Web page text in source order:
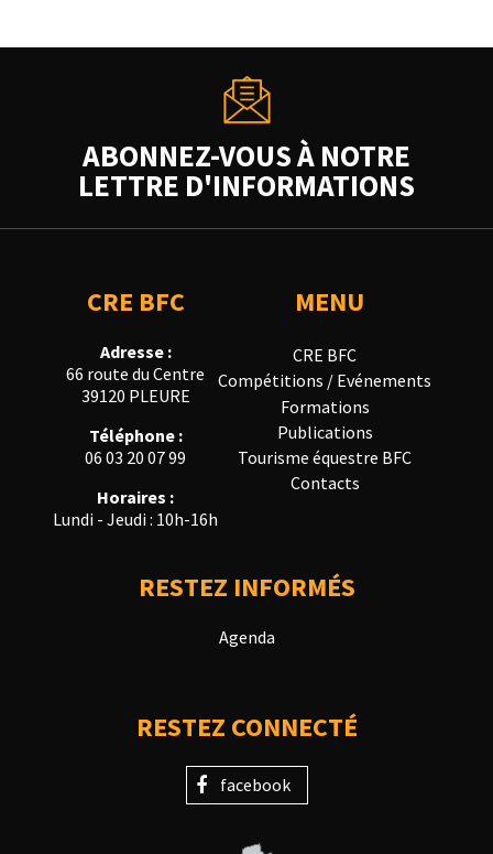
ABONNEZ-VOUS À NOTRE
LETTRE D'INFORMATIONS
CRE BFC
Adresse :
66 route du Centre
39120 PLEURE
Téléphone :
06 03 20 07 99
Horaires :
Lundi - Jeudi : 10h-16h
MENU
CRE BFC
Compétitions / Evénements
Formations
Publications
Tourisme équestre BFC
Contacts
RESTEZ INFORMÉS
Agenda
RESTEZ CONNECTÉ
facebook